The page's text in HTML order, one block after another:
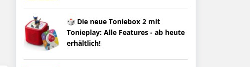
🎲 Die neue Toniebox 2 mit
Tonieplay: Alle Features - ab heute
erhältlich!